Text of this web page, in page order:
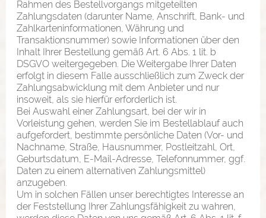
Rahmen des Bestellvorgangs mitgeteilten
Zahlungsdaten (darunter Name, Anschrift, Bank- und
Zahlkarteninformationen, Währung und
Transaktionsnummer) sowie Informationen über den
Inhalt Ihrer Bestellung gemäß Art. 6 Abs. 1 lit. b
DSGVO weitergegeben. Die Weitergabe Ihrer Daten
erfolgt in diesem Falle ausschließlich zum Zweck der
Zahlungsabwicklung mit dem Anbieter und nur
insoweit, als sie hierfür erforderlich ist.
Bei Auswahl einer Zahlungsart, bei der wir in
Vorleistung gehen, werden Sie im Bestellablauf auch
aufgefordert, bestimmte persönliche Daten (Vor- und
Nachname, Straße, Hausnummer, Postleitzahl, Ort,
Geburtsdatum, E-Mail-Adresse, Telefonnummer, ggf.
Daten zu einem alternativen Zahlungsmittel)
anzugeben.
Um in solchen Fällen unser berechtigtes Interesse an
der Feststellung Ihrer Zahlungsfähigkeit zu wahren,